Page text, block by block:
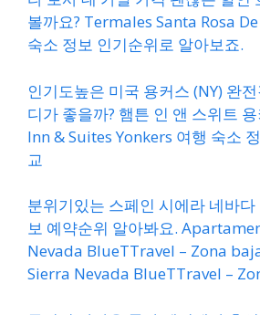
볼까요? Termales Santa Rosa
숙소 정보 인기순위로 알아보죠.
인기도높은 미국 용커스 (NY) 완
디가 좋을까? 햄튼 인 앤 스위트
Inn & Suites Yonkers 여행 숙소
교
분위기있는 스페인 시에라 네바다
보 예약순위 알아봐요.
Nevada BlueTTravel – Zona
Sierra Nevada BlueTTravel –